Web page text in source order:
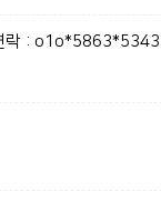
락 :